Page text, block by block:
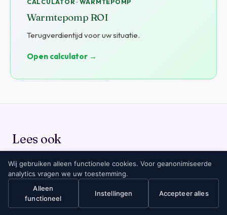
CALCULATOR · WARMTEPOMP
Warmtepomp ROI
Terugverdientijd voor uw situatie.
Open calculator →
Lees ook
Wij gebruiken alleen functionele cookies. Voor geanonimiseerde
analytics vragen we uw toestemming.
Alleen
functioneel
Instellingen Accepteer alles